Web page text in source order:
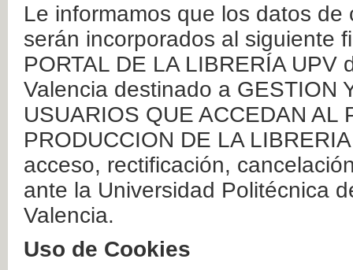
Le informamos que los datos
serán incorporados al siguiente
PORTAL DE LA LIBRERÍA
Valencia destinado a GESTION
USUARIOS QUE ACCEDAN AL
PRODUCCION DE LA
acceso, rectificación,
ante la Universidad Politécnica
Valencia.
Uso de Cookies